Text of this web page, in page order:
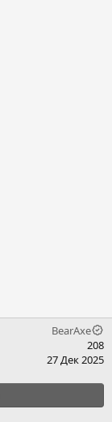
BearAxe
208
27 Дек 2025